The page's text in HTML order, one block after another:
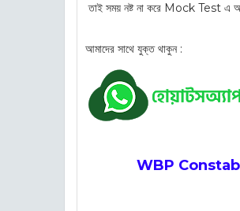
তাই সময় নষ্ট না করে Mock Test এ
আমাদের সাথে যুক্ত থাকুন :
WBP Constable